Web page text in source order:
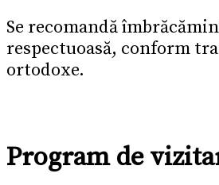
Se recomandă
respectuoasă, conform
ortodoxe.
Program de